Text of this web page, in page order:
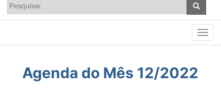
Agenda do Mês 12/2022